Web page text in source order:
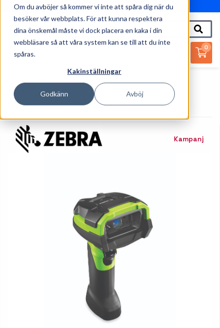
Om du avböjer så kommer vi inte att spåra dig när du
besöker vår webbplats. För att kunna respektera
dina önskemål måste vi dock placera en kaka i din
webbläsare så att våra system kan se till att du inte
spåras.
Kakinställningar
Godkänn Avböj
010-162 61 95
0
Startsida
Streckkodsläsare
Handhållna Streckkodsläsare
Zebra DS3608-XR- Streckkodsskanner- Kit RS232
Kampanj